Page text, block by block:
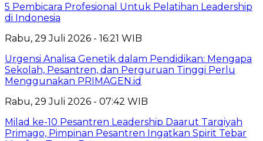
5 Pembicara Profesional Untuk Pelatihan Leadership
di Indonesia
Rabu, 29 Juli 2026 - 16:21 WIB
Urgensi Analisa Genetik dalam Pendidikan: Mengapa
Sekolah, Pesantren, dan Perguruan Tinggi Perlu
Menggunakan PRIMAGEN.id
Rabu, 29 Juli 2026 - 07:42 WIB
Milad ke-10 Pesantren Leadership Daarut Tarqiyah
Primago, Pimpinan Pesantren Ingatkan Spirit Tebar